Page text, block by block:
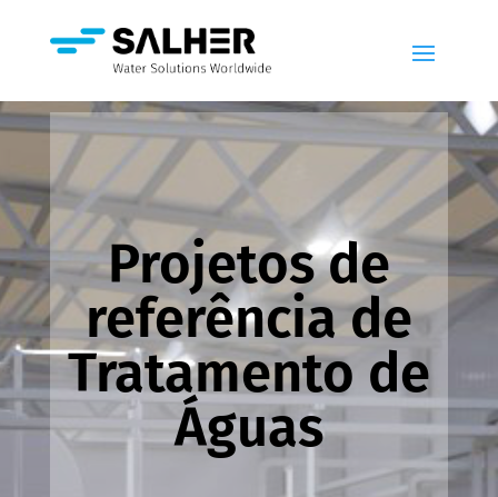
Projetos de
referência de
Tratamento de
Águas